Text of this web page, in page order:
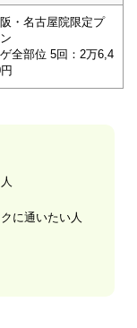
・名古屋院限定プ
全部位 5回：2万6,4
に通いたい人